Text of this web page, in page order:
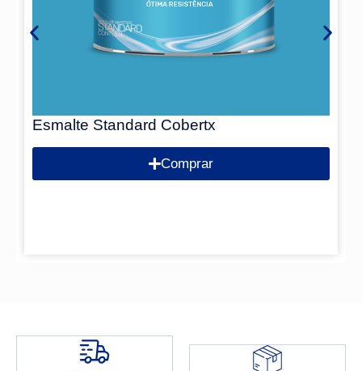
Esmalte Standard Cobertx
Comprar